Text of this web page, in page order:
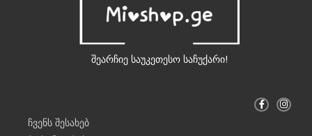
შეარჩიე საუკეთესო საჩუქარი!
F
a
I
n
ჩვენს შესახებ